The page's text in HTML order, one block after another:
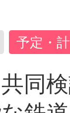
予定・
同